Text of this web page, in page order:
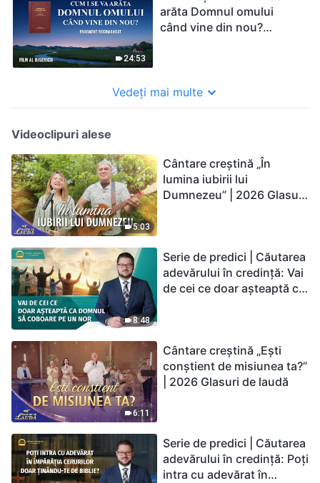
24:53
arăta Domnul omului
când vine din nou?
Vedeți mai multe
Videoclipuri alese
5:03
Cântare creștină „În
lumina iubirii lui
Dumnezeu” | 2026 Glasuri
8:48
Serie de predici | Căutarea
adevărului în credință: Vai
de cei ce doar așteaptă ca
6:11
Cântare creștină „Ești
conștient de misiunea ta?”
| 2026 Glasuri de laudă
Serie de predici | Căutarea
adevărului în credință: Poți
intra cu adevărat în